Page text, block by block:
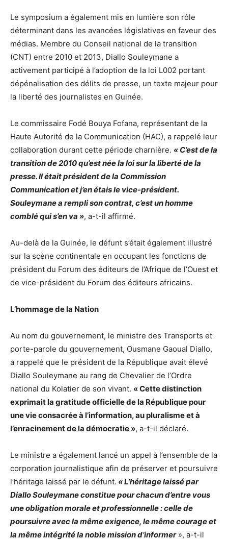
Le symposium a également mis en lumière son rôle
déterminant dans les avancées législatives en faveur des
médias. Membre du Conseil national de la transition
(CNT) entre 2010 et 2013, Diallo Souleymane a
activement participé à l’adoption de la loi L002 portant
dépénalisation des délits de presse, un texte majeur pour
la liberté des journalistes en Guinée.
Le commissaire Fodé Bouya Fofana, représentant de la
Haute Autorité de la Communication (HAC), a rappelé leur
collaboration durant cette période charnière. « C’est de la
transition de 2010 qu’est née la loi sur la liberté de la
presse. Il était président de la Commission
Communication et j’en étais le vice-président.
Souleymane a rempli son contrat, c’est un homme
comblé qui s’en va », a-t-il affirmé.
Au-delà de la Guinée, le défunt s’était également illustré
sur la scène continentale en occupant les fonctions de
président du Forum des éditeurs de l’Afrique de l’Ouest et
de vice-président du Forum des éditeurs africains.
L’hommage de la Nation
Au nom du gouvernement, le ministre des Transports et
porte-parole du gouvernement, Ousmane Gaoual Diallo,
a rappelé que le président de la République avait élevé
Diallo Souleymane au rang de Chevalier de l’Ordre
national du Kolatier de son vivant. « Cette distinction
exprimait la gratitude officielle de la République pour
une vie consacrée à l’information, au pluralisme et à
l’enracinement de la démocratie », a-t-il déclaré.
Le ministre a également lancé un appel à l’ensemble de la
corporation journalistique afin de préserver et poursuivre
l’héritage laissé par le défunt. « L’héritage laissé par
Diallo Souleymane constitue pour chacun d’entre vous
une obligation morale et professionnelle : celle de
poursuivre avec la même exigence, le même courage et
la même intégrité la noble mission d’informer», a-t-il